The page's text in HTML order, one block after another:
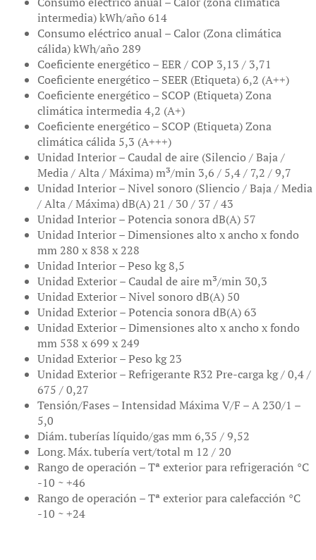
intermedia) kWh/año 614
Consumo eléctrico anual – Calor (Zona climática
cálida) kWh/año 289
Coeficiente energético – EER / COP 3,13 / 3,71
Coeficiente energético – SEER (Etiqueta) 6,2 (A++)
Coeficiente energético – SCOP (Etiqueta) Zona
climática intermedia 4,2 (A+)
Coeficiente energético – SCOP (Etiqueta) Zona
climática cálida 5,3 (A+++)
Unidad Interior – Caudal de aire (Silencio / Baja /
Media / Alta / Máxima) m³/min 3,6 / 5,4 / 7,2 / 9,7
Unidad Interior – Nivel sonoro (Sliencio / Baja / Media
/ Alta / Máxima) dB(A) 21 / 30 / 37 / 43
Unidad Interior – Potencia sonora dB(A) 57
Unidad Interior – Dimensiones alto x ancho x fondo
mm 280 x 838 x 228
Unidad Interior – Peso kg 8,5
Unidad Exterior – Caudal de aire m³/min 30,3
Unidad Exterior – Nivel sonoro dB(A) 50
Unidad Exterior – Potencia sonora dB(A) 63
Unidad Exterior – Dimensiones alto x ancho x fondo
mm 538 x 699 x 249
Unidad Exterior – Peso kg 23
Unidad Exterior – Refrigerante R32 Pre-carga kg / 0,4 /
675 / 0,27
Tensión/Fases – Intensidad Máxima V/F – A 230/1 –
5,0
Diám. tuberías líquido/gas mm 6,35 / 9,52
Long. Máx. tubería vert/total m 12 / 20
Rango de operación – Tª exterior para refrigeración °C
-10 ~ +46
Rango de operación – Tª exterior para calefacción °C
-10 ~ +24